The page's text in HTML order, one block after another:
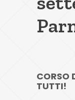
CORSO
TUTTI!